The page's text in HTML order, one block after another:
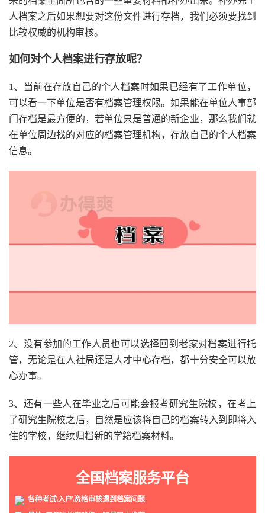
人档案之后如果想要对这份文件进行存档，我们必须要找到
比较权威的机构审核。
如何对个人档案进行存放呢？
1、当前在存放自己的个人档案时如果已经有了工作单位，
可以看一下单位是否有档案管理权限。如果能在单位人事部
门存档是最方便的，若单位只是普通的新企业，那么我们就
在单位周边找的对应的档案管理机构，存放自己的个人档案
信息。
2、没有参加的工作人员也可以选择回到老家对档案进行托
管，无论是在人社局还是人才中心存档，都十分安全可以放
心办事。
3、还有一些人在毕业之后可能会报考研究生院校，在考上
了研究生院校之后，自然是应该将自己的档案转入到即将入
住的学校，继续归档新的学籍档案材料。
全国档案服务平台
各种考试\入户\资格审核遇到档案问题